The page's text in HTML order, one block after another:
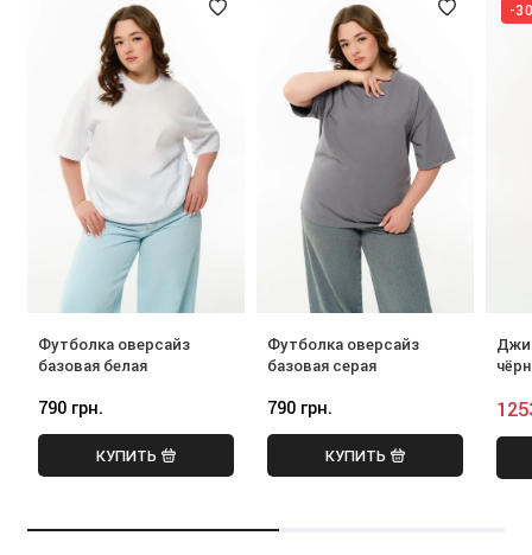
Футболка оверсайз
базовая белая
790 грн.
КУПИТЬ
Футболка оверсайз
базовая серая
790 грн.
КУПИТЬ
-